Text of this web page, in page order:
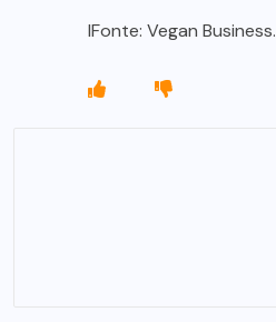
IFonte: Vegan Business.